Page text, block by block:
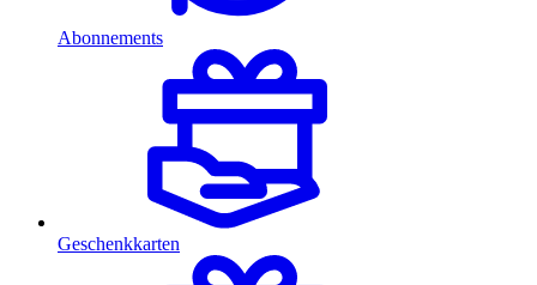
Abonnements
Geschenkkarten